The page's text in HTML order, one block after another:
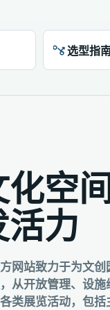
选型指
化空
活力
网站致力于为文
从开放管理、设
类展览活动，包